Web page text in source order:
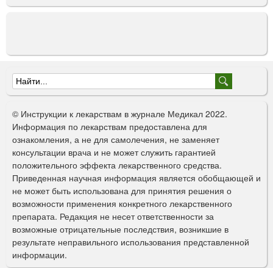
Ф
о
р
м
а
п
о
и
с
к
© Инструкции к лекарствам в журнале Медикал 2022.
Информация по лекарствам предоставлена для
ознакомления, а не для самолечения, не заменяет
консультации врача и не может служить гарантией
положительного эффекта лекарственного средства.
Приведенная научная информация является обобщающей и
не может быть использована для принятия решения о
возможности применения конкретного лекарственного
препарата. Редакция не несет ответственности за
возможные отрицательные последствия, возникшие в
результате неправильного использования представленной
информации.